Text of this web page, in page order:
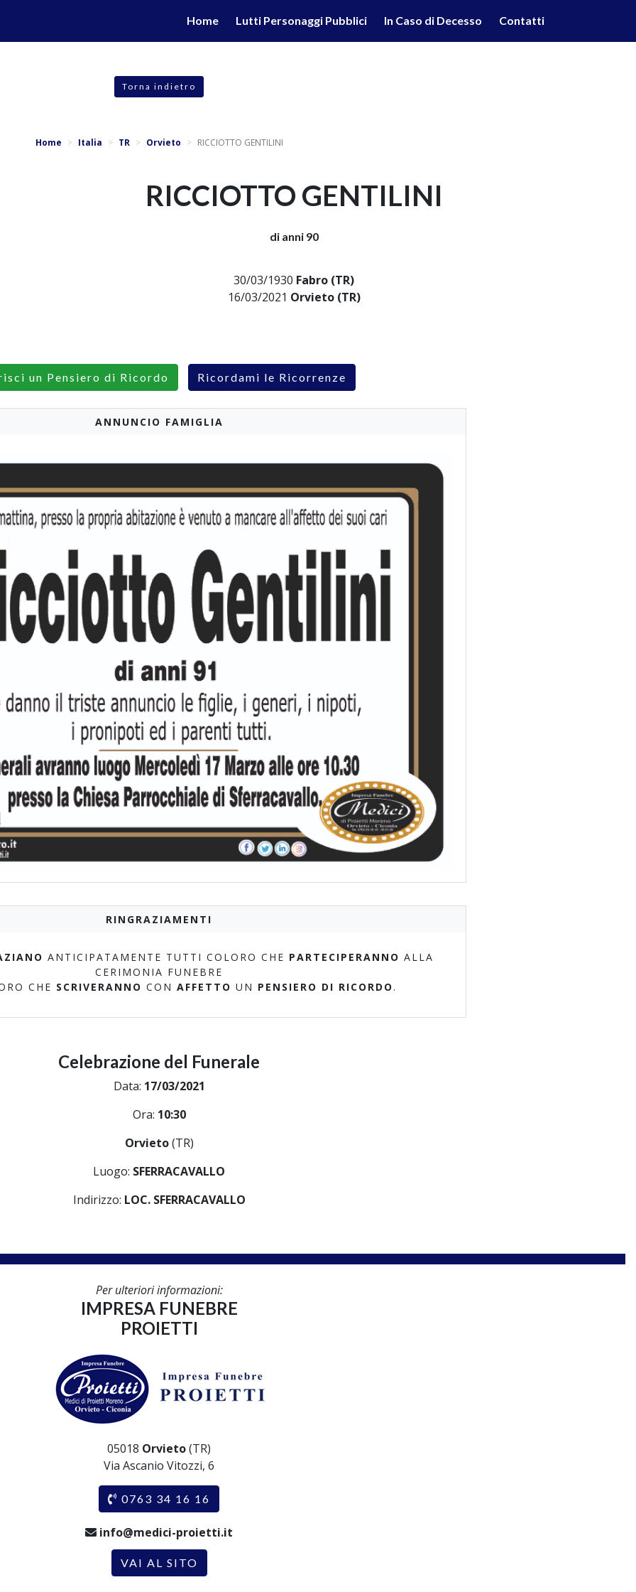
Home Lutti Personaggi Pubblici In Caso di Decesso Contatti
Torna indietro
Home Italia TR Orvieto RICCIOTTO GENTILINI
RICCIOTTO GENTILINI
di anni 90
30/03/1930 Fabro (TR)
16/03/2021 Orvieto (TR)
un Pensiero di Ricordo Ricordami le Ricorrenze
ANNUNCIO FAMIGLIA
RINGRAZIAMENTI
ANTICIPATAMENTE TUTTI COLORO CHE PARTECIPERANNO ALLA
CERIMONIA FUNEBRE
CHE SCRIVERANNO CON AFFETTO UN PENSIERO DI RICORDO .
Celebrazione del Funerale
Data: 17/03/2021
Ora: 10:30
Orvieto(TR)
Luogo: SFERRACAVALLO
Indirizzo: LOC. SFERRACAVALLO
Per ulteriori informazioni:
IMPRESA FUNEBRE
PROIETTI
05018 Orvieto(TR)
Via Ascanio Vitozzi, 6
0763 34 16 16
info@medici-proietti.it
VAI AL SITO
la navigazione in altra maniera, acconsenti all'uso dei cookie. Ulteriori informazioni